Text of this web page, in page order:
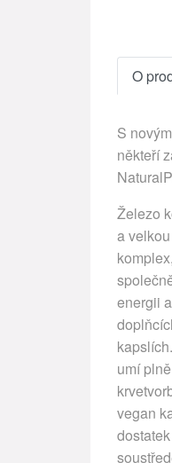
O
S
někteří
Železo
a
energii
umí
vegan